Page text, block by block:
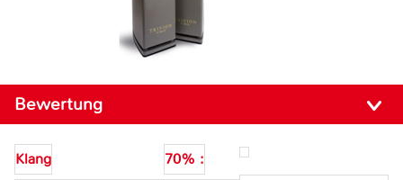
Bewertung
Klang
70% :